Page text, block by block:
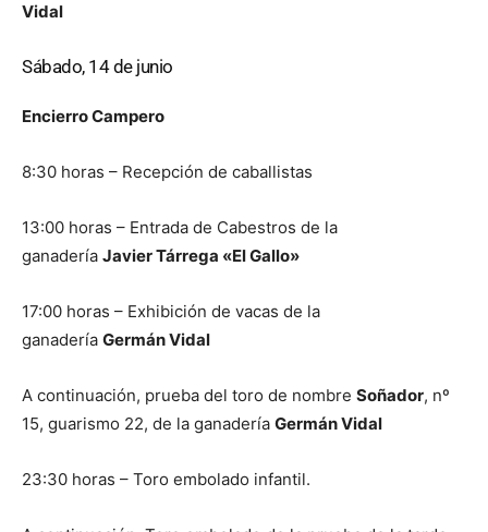
Vidal
Sábado, 14 de junio
Encierro Campero
8:30 horas – Recepción de caballistas
13:00 horas – Entrada de Cabestros de la
ganadería Javier Tárrega «El Gallo»
17:00 horas – Exhibición de vacas de la
ganadería Germán Vidal
A continuación, prueba del toro de nombre Soñador, nº
15, guarismo 22, de la ganadería Germán Vidal
23:30 horas – Toro embolado infantil.